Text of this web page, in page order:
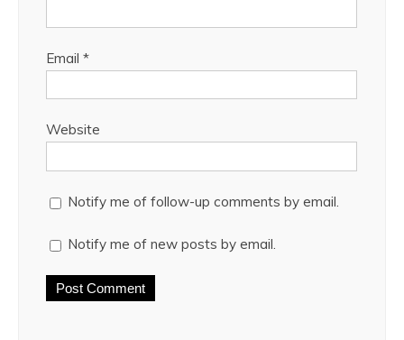
Email *
Website
Notify me of follow-up comments by email.
Notify me of new posts by email.